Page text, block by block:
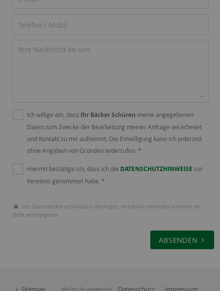
Sitemap design by wavepoint Impressum
Datenschutz
Ich willige ein, dass Ihr Bäcker Schüren meine angegebenen
Daten zum Zwecke der Bearbeitung meiner Anfrage verarbeitet
und Kontakt zu mir aufnimmt. Die Einwilligung kann ich jederzeit
ohne Angaben von Gründen widerrufen. *
Hiermit bestätige ich, dass ich die DATENSCHUTZHINWEISE zur
Kenntnis genommen habe. *
Ihre Daten werden verschlüsselt übertragen, vertraulich behandelt und nicht an
Dritte weitergegeben.
ABSENDEN